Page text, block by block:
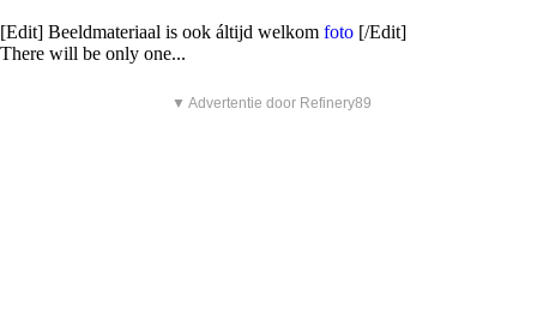
[Edit] Beeldmateriaal is ook áltijd welkom foto [/Edit]
There will be only one...
▼ Advertentie door Refinery89